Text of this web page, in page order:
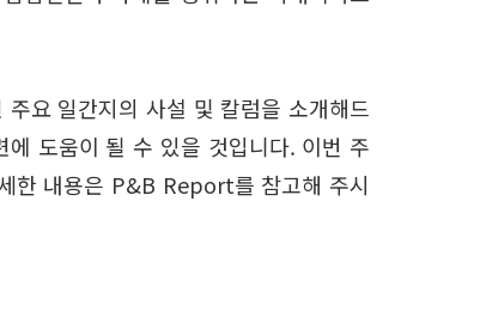
요 일간지의 사설 및 칼럼을 소개해드
도움이 될 수 있을 것입니다. 이번 주
한 내용은 P&B Report를 참고해 주시